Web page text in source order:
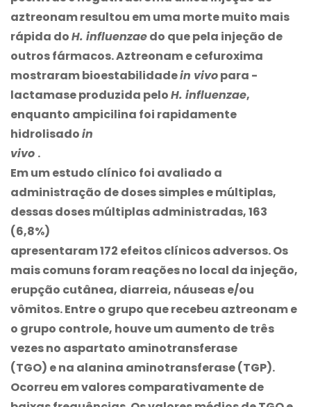
aztreonam resultou em uma morte muito mais
rápida doH. influenzaedo que pela injeção de
outros fármacos. Aztreonam e cefuroxima
mostraram bioestabilidadein vivopara -
lactamase produzida peloH. influenzae,
enquanto ampicilina foi rapidamente
hidrolisadoin
vivo .
Em um estudo clínico foi avaliado a
administração de doses simples e múltiplas,
dessas doses múltiplas administradas, 163
(6,8%)
apresentaram 172 efeitos clínicos adversos. Os
mais comuns foram reações no local da injeção,
erupção cutânea, diarreia, náuseas e/ou
vômitos. Entre o grupo que recebeu aztreonam e
o grupo controle, houve um aumento de três
vezes no aspartato aminotransferase
(TGO) e na alanina aminotransferase (TGP).
Ocorreu em valores comparativamente de